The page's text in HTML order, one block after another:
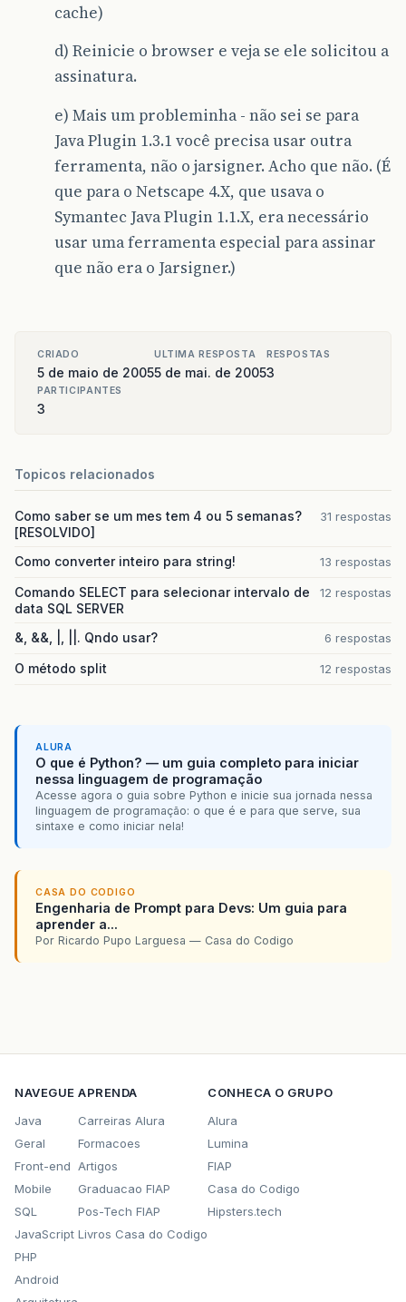
cache)
d) Reinicie o browser e veja se ele solicitou a
assinatura.
e) Mais um probleminha - não sei se para
Java Plugin 1.3.1 você precisa usar outra
ferramenta, não o jarsigner. Acho que não. (É
que para o Netscape 4.X, que usava o
Symantec Java Plugin 1.1.X, era necessário
usar uma ferramenta especial para assinar
que não era o Jarsigner.)
CRIADO
5 de maio de 2005
ULTIMA RESPOSTA
5 de mai. de 2005
RESPOSTAS
3
PARTICIPANTES
3
Topicos relacionados
Como saber se um mes tem 4 ou 5 semanas?
[RESOLVIDO]
31 respostas
Como converter inteiro para string! 13 respostas
Comando SELECT para selecionar intervalo de
data SQL SERVER
12 respostas
&, &&, |, ||. Qndo usar? 6 respostas
O método split 12 respostas
ALURA
O que é Python? — um guia completo para iniciar
nessa linguagem de programação
Acesse agora o guia sobre Python e inicie sua jornada nessa
linguagem de programação: o que é e para que serve, sua
sintaxe e como iniciar nela!
CASA DO CODIGO
Engenharia de Prompt para Devs: Um guia para
aprender a...
Por Ricardo Pupo Larguesa — Casa do Codigo
NAVEGUE
Java
Geral
Front-end
Mobile
SQL
JavaScript
PHP
Android
APRENDA
Carreiras Alura
Formacoes
Artigos
Graduacao FIAP
Pos-Tech FIAP
Livros Casa do Codigo
CONHECA O GRUPO
Alura
Lumina
FIAP
Casa do Codigo
Hipsters.tech